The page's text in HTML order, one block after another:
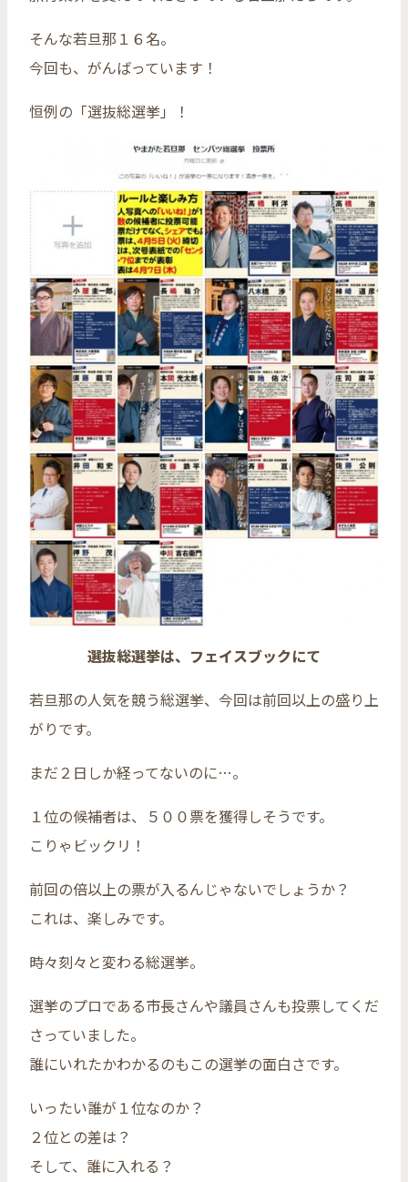
そんな若旦那１６名。
今回も、がんばっています！
恒例の「選抜総選挙」！
選抜総選挙は、フェイスブックにて
若旦那の人気を競う総選挙、今回は前回以上の盛り上
がりです。
まだ２日しか経ってないのに…。
１位の候補者は、５００票を獲得しそうです。
こりゃビックリ！
前回の倍以上の票が入るんじゃないでしょうか？
これは、楽しみです。
時々刻々と変わる総選挙。
選挙のプロである市長さんや議員さんも投票してくだ
さっていました。
誰にいれたかわかるのもこの選挙の面白さです。
いったい誰が１位なのか？
２位との差は？
そして、誰に入れる？